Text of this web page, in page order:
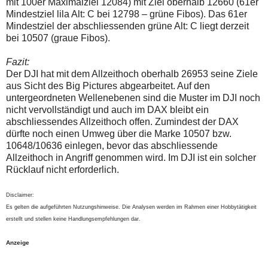
mit 100er Maximalziel 12084) mit Ziel oberhalb 12660 (61er
Mindestziel lila Alt: C bei 12798 – grüne Fibos). Das 61er
Mindestziel der abschliessenden grüne Alt: C liegt derzeit
bei 10507 (graue Fibos).
Fazit:
Der DJI hat mit dem Allzeithoch oberhalb 26953 seine Ziele
aus Sicht des Big Pictures abgearbeitet. Auf den
untergeordneten Wellenebenen sind die Muster im DJI noch
nicht vervollständigt und auch im DAX bleibt ein
abschliessendes Allzeithoch offen. Zumindest der DAX
dürfte noch einen Umweg über die Marke 10507 bzw.
10648/10636 einlegen, bevor das abschliessende
Allzeithoch in Angriff genommen wird. Im DJI ist ein solcher
Rücklauf nicht erforderlich.
Disclaimer:
Es gelten die aufgeführten Nutzungshinweise. Die Analysen werden im Rahmen einer Hobbytätigkeit
erstellt und stellen keine Handlungsempfehlungen dar.
Anzeige